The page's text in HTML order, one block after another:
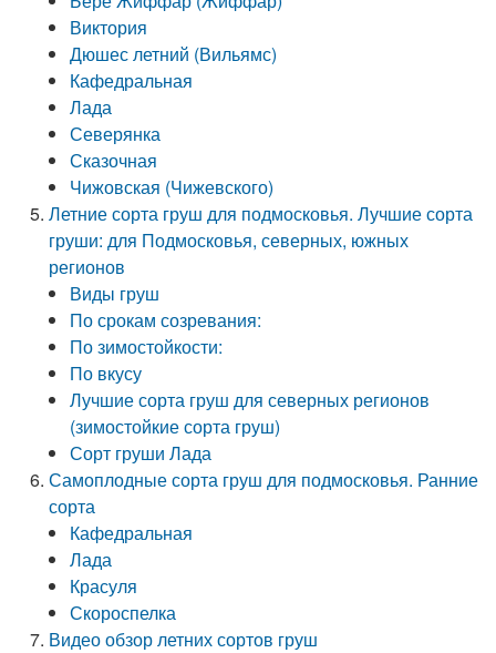
Виктория
Дюшес летний (Вильямс)
Кафедральная
Лада
Северянка
Сказочная
Чижовская (Чижевского)
Летние сорта груш для подмосковья. Лучшие сорта
груши: для Подмосковья, северных, южных
регионов
Виды груш
По срокам созревания:
По зимостойкости:
По вкусу
Лучшие сорта груш для северных регионов
(зимостойкие сорта груш)
Сорт груши Лада
Самоплодные сорта груш для подмосковья. Ранние
сорта
Кафедральная
Лада
Красуля
Скороспелка
Видео обзор летних сортов груш